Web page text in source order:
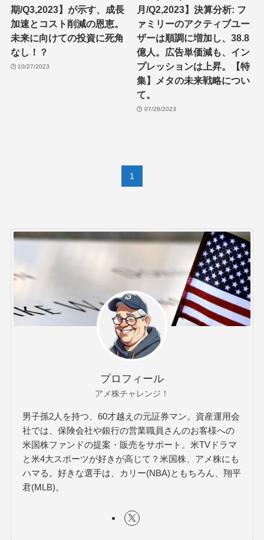
期/Q3,2023】が示す、成長
加速とコスト削減の恩恵。
未来に向けての投資に死角
なし！？
10/27/2023
月/Q2,2023】決算分析: フ
ァミリーのアクティブユー
ザーは順調に増加し、38.8
億人。広告単価減も、イン
プレッションは上昇。【特
集】メタの未来戦略につい
て。
07/28/2023
1
プロフィール
アメ株チャレンジ！
男子孫2人を持つ、60才越えの元証券マン。資産運用会
社では、保険会社や銀行の営業職員さんのお客様への
米国株ファンドの提案・販売をサポート。米TVドラマ
と米4大スポーツが好きが高じて？米国株、アメ株にも
ハマる。好きな選手は、カリー(NBA)ともちろん、翔平
君(MLB)。